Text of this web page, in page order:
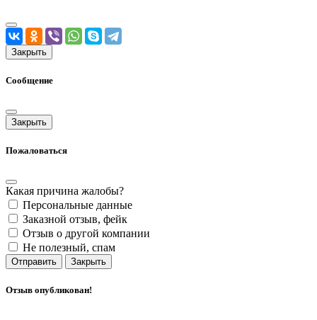
Закрыть
Сообщение
Закрыть
Пожаловаться
Какая причина жалобы?
Персональные данные
Заказной отзыв, фейк
Отзыв о другой компании
Не полезный, спам
Отправить Закрыть
Отзыв опубликован!